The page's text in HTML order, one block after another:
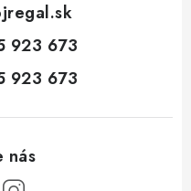
923 673
923 673